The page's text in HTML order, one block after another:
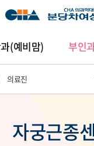
(예비맘) 부인
의료진
자궁근종